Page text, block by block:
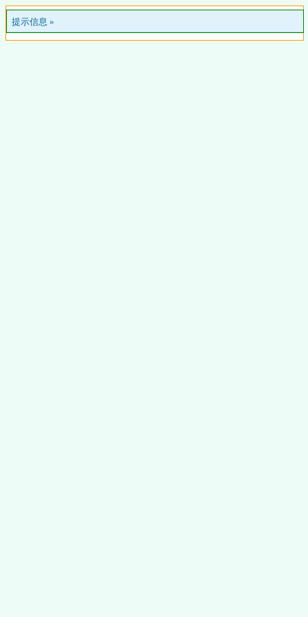
提示信息 »